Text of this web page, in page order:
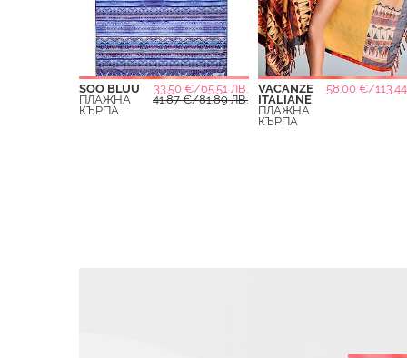
SOO BLUU
33.50 €/65.51 ЛВ.
ПЛАЖНА
КЪРПА
41.87 €/81.89 ЛВ.
VACANZE
ITALIANE
58.00 €/
ПЛАЖНА
КЪРПА